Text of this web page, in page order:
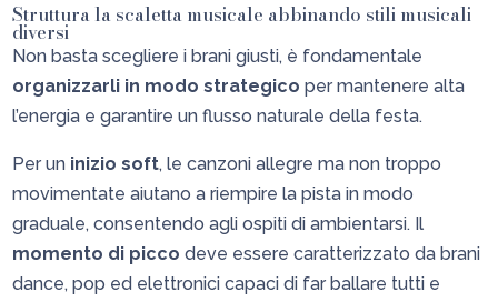
Struttura la scaletta musicale abbinando stili musicali
diversi
Non basta scegliere i brani giusti, è fondamentale
organizzarli in modo strategico per mantenere alta
l’energia e garantire un flusso naturale della festa.
Per un inizio soft, le canzoni allegre ma non troppo
movimentate aiutano a riempire la pista in modo
graduale, consentendo agli ospiti di ambientarsi. Il
momento di picco deve essere caratterizzato da brani
dance, pop ed elettronici capaci di far ballare tutti e